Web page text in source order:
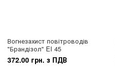
Вогнезахист повітроводів
"Брандізол" EI 45
372.00 грн. з ПДВ